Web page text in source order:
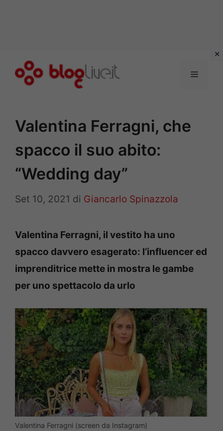
Menu
Valentina Ferragni, che
spacco il suo abito:
“Wedding day”
Set 10, 2021 di Giancarlo Spinazzola
Valentina Ferragni, il vestito ha uno
spacco davvero esagerato: l’influencer ed
imprenditrice mette in mostra le gambe
per uno spettacolo da urlo
Valentina Ferragni (screen da Instagram)